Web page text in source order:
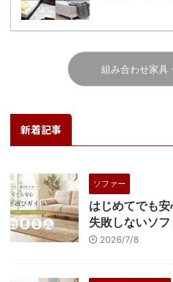
組み合わせ家具
新着記事
ソファー
はじめてでも安
失敗しないソ
2026/7/8